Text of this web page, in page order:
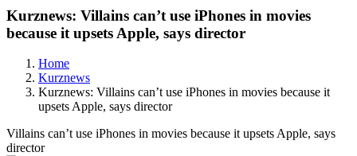
Kurznews: Villains can’t use iPhones in movies
because it upsets Apple, says director
Home
Kurznews
Kurznews: Villains can’t use iPhones in movies because it
upsets Apple, says director
Villains can’t use iPhones in movies because it upsets Apple, says
director